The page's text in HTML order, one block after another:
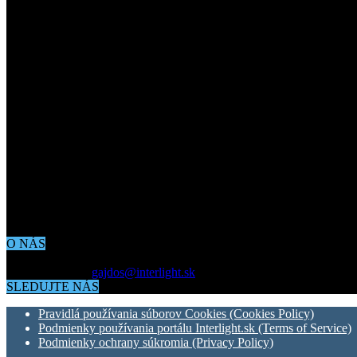
O NÁS
gajdos@interlight.sk
SLEDUJTE NÁS
Pravidlá používania súborov Cookies (Cookies Policy)
Podmienky používania portálu Interlight.sk (Terms of Service)
Podmienky ochrany súkromia (Privacy Policy)